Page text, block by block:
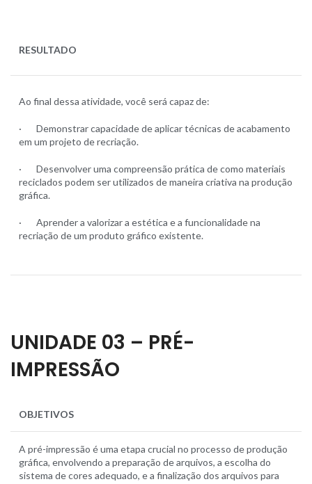
RESULTADO
Ao final dessa atividade, você será capaz de:
· Demonstrar capacidade de aplicar técnicas de acabamento
em um projeto de recriação.
· Desenvolver uma compreensão prática de como materiais
reciclados podem ser utilizados de maneira criativa na produção
gráfica.
· Aprender a valorizar a estética e a funcionalidade na
recriação de um produto gráfico existente.
UNIDADE 03 – PRÉ-
IMPRESSÃO
OBJETIVOS
A pré-impressão é uma etapa crucial no processo de produção
gráfica, envolvendo a preparação de arquivos, a escolha do
sistema de cores adequado, e a finalização dos arquivos para